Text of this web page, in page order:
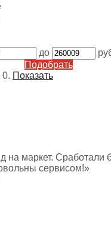
до
Подобрать
0. Показать
на маркет. Сработали
сервисом!»